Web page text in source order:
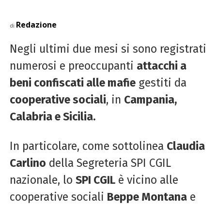
di Redazione
Negli ultimi due mesi si sono registrati
numerosi e preoccupanti attacchi a
beni confiscati alle mafie gestiti da
cooperative sociali, in Campania,
Calabria e Sicilia.
In particolare, come sottolinea Claudia
Carlino della Segreteria SPI CGIL
nazionale, lo SPI CGIL è vicino alle
cooperative sociali Beppe Montana e